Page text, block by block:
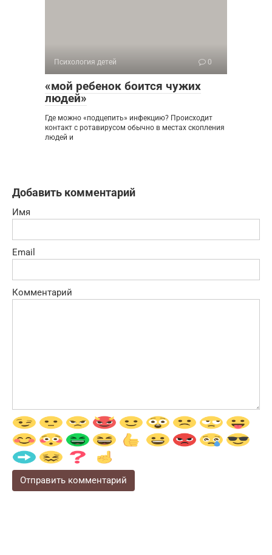
Психология детей 0
«мой ребенок боится чужих
людей»
Где можно «подцепить» инфекцию? Происходит
контакт с ротавирусом обычно в местах скопления
людей и
Добавить комментарий
Имя
Email
Комментарий